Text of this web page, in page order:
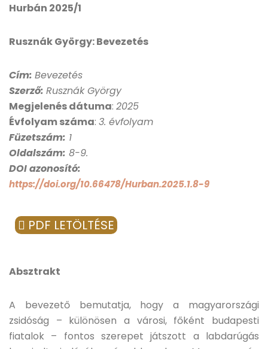
Hurbán 2025/1
Rusznák György: Bevezetés
Cím: Bevezetés
Szerző: Rusznák György
Megjelenés dátuma: 2025
Évfolyam száma: 3. évfolyam
Füzetszám: 1
Oldalszám: 8-9.
DOI azonosító:
https://doi.org/10.66478/Hurban.2025.1.8-9
PDF LETÖLTÉSE
Absztrakt
A bevezető bemutatja, hogy a magyarországi
zsidóság – különösen a városi, főként budapesti
fiatalok – fontos szerepet játszott a labdarúgás